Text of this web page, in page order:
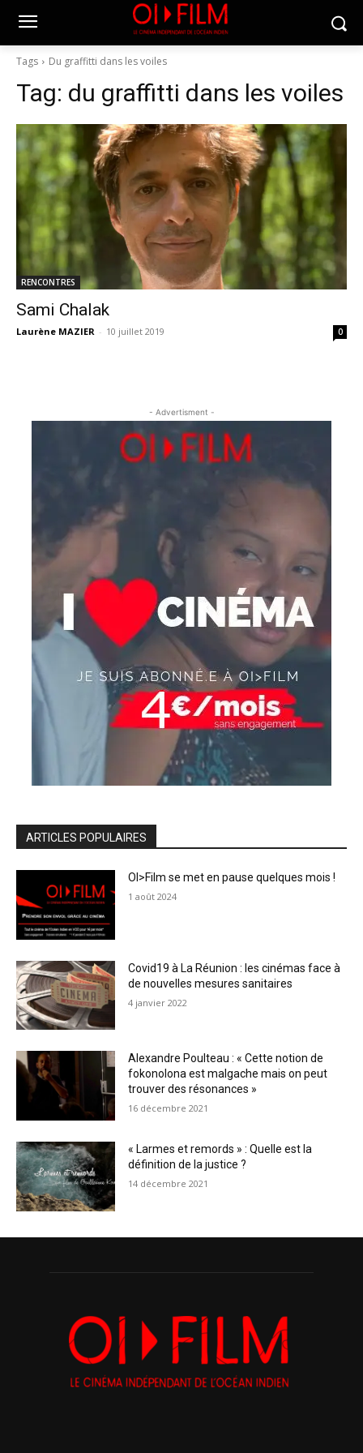
Tags Du graffitti dans les voiles
Tag: du graffitti dans les voiles
RENCONTRES
Sami Chalak
Laurène MAZIER - 10 juillet 2019 0
- Advertisment -
ARTICLES POPULAIRES
OI>Film se met en pause quelques mois !
1 août 2024
Covid19 à La Réunion : les cinémas face à
de nouvelles mesures sanitaires
4 janvier 2022
Alexandre Poulteau : « Cette notion de
fokonolona est malgache mais on peut
trouver des résonances »
16 décembre 2021
« Larmes et remords » : Quelle est la
définition de la justice ?
14 décembre 2021